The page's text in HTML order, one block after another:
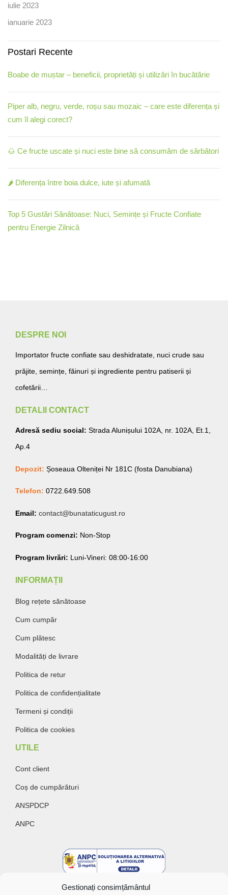
Gestionați consimțământul
iulie 2023
ianuarie 2023
Postari Recente
Boabe de muștar – beneficii, proprietăți și utilizări în bucătărie
Piper alb, negru, verde, roșu sau mozaic – care este diferența și
cum îl alegi corect?
🌰 Ce fructe uscate și nuci este bine să consumăm de sărbători
🌶️ Diferența între boia dulce, iute și afumată
Top 5 Gustări Sănătoase: Nuci, Semințe și Fructe Confiate
pentru Energie Zilnică
DESPRE NOI
Importator fructe confiate sau deshidratate, nuci crude sau
prăjite, semințe, făinuri și ingrediente pentru patiserii și
cofetării…
DETALII CONTACT
Adresă sediu social: Strada Alunișului 102A, nr. 102A, Et.1,
Ap.4
Depozit: Șoseaua Olteniței Nr 181C (fosta Danubiana)
Telefon: 0722.649.508
Email: contact@bunataticugust.ro
Program comenzi: Non-Stop
Program livrări: Luni-Vineri: 08:00-16:00
INFORMAȚII
Blog rețete sănătoase
Cum cumpăr
Cum plătesc
Modalități de livrare
Politica de retur
Politica de confidențialitate
Termeni și condiții
Politica de cookies
UTILE
Cont client
Coș de cumpărături
ANSPDCP
ANPC